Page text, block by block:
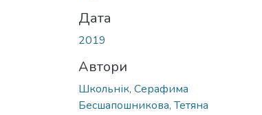
Дата
2019
Автори
Школьнік, Серафима
Бесшапошникова, Тетяна